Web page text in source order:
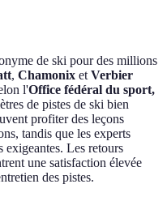
de ski pour des millions
, Chamonix et Verbier
l'Office fédéral du sport,
de pistes de ski bien
profiter des leçons
tandis que les experts
exigeantes. Les retours
une satisfaction élevée
des pistes.